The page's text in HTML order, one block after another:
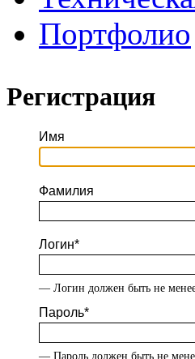
Портфолио
Регистрация
Имя
Фамилия
Логин*
— Логин должен быть не
Пароль*
— Пароль должен быть не